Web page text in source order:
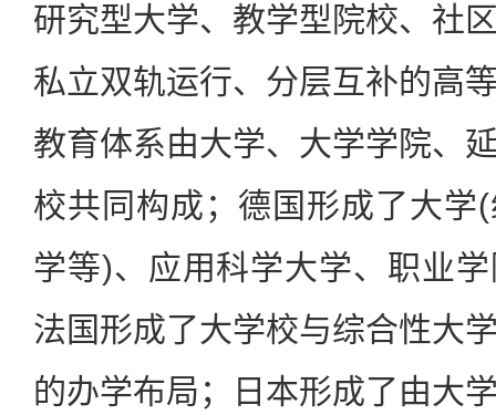
研究型大学、教学型院校、社
私立双轨运行、分层互补的高
教育体系由大学、大学学院、
校共同构成；德国形成了大学
学等)、应用科学大学、职业
法国形成了大学校与综合性大
的办学布局；日本形成了由大